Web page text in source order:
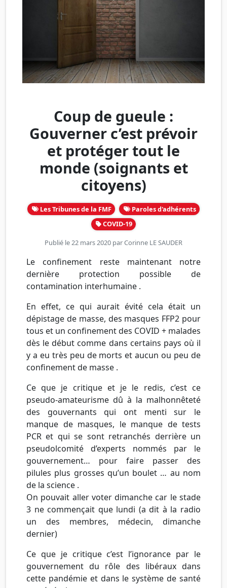
Coup de gueule :
Gouverner c’est prévoir
et protéger tout le
monde (soignants et
citoyens)
Les Tribunes de la FMF
Paroles d'adhérents
COVID-19
Publié le 22 mars 2020 parCorinne LE SAUDER
Le confinement reste maintenant notre
dernière protection possible de
contamination interhumaine .
En effet, ce qui aurait évité cela était un
dépistage de masse, des masques FFP2 pour
tous et un confinement des COVID + malades
dès le début comme dans certains pays où il
y a eu très peu de morts et aucun ou peu de
confinement de masse .
Ce que je critique et je le redis, c’est ce
pseudo-amateurisme dû à la malhonnêteté
des gouvernants qui ont menti sur le
manque de masques, le manque de tests
PCR et qui se sont retranchés derrière un
pseudolcomité d’experts nommés par le
gouvernement… pour faire passer des
pilules plus grosses qu’un boulet … au nom
de la science .
On pouvait aller voter dimanche car le stade
3 ne commençait que lundi (a dit à la radio
un des membres, médecin, dimanche
dernier)
Ce que je critique c’est l’ignorance par le
gouvernement du rôle des libéraux dans
cette pandémie et dans le système de santé